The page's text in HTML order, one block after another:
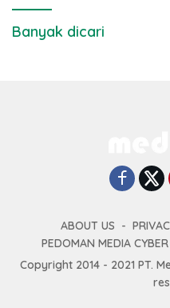
Banyak dicari
ABOUT US
PEDOMAN MEDIA CYBER
Copyright 2014 - 2021 PT.